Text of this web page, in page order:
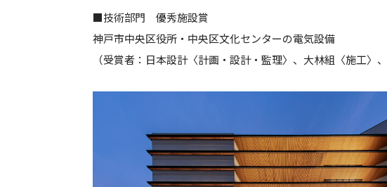
■技術部門 優秀施設賞
神戸市中央区役所・中央区文化センターの電気設備
（受賞者：日本設計〈計画・設計・監理〉、大林組〈施工〉